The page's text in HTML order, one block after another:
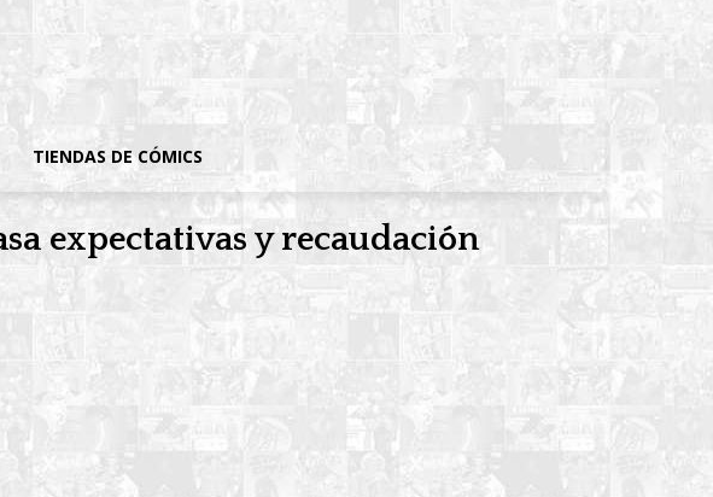
TIENDAS DE CÓMICS
expectativas y recaudación